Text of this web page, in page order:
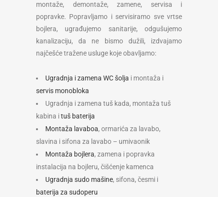
montaže, demontaže, zamene, servisa i
popravke. Popravljamo i servisiramo sve vrtse
bojlera, ugrađujemo sanitarije, odgušujemo
kanalizaciju, da ne bismo dužili, izdvajamo
najčešće tražene usluge koje obavljamo:
Ugradnja i zamena WC šolja i montaža i
servis monobloka
Ugradnja i zamena tuš kada, montaža tuš
kabina ituš baterija
Montaža lavaboa, ormarića za lavabo,
slavina i sifona za lavabo – umivaonik
Montaža bojlera, zamena i popravka
instalacija na bojleru, čišćenje kamenca
Ugradnja sudo mašine, sifona, česmi i
baterija za sudoperu